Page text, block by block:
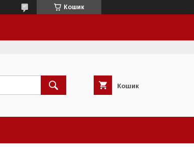
Кошик
Кошик